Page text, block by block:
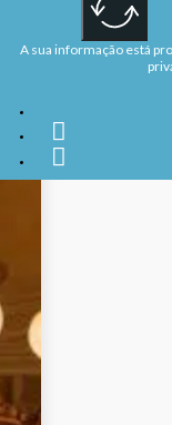
A sua informação está